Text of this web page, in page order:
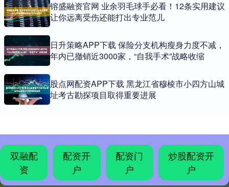
镕盛融资官网 业余羽毛球手必看！12条实用建议
让你远离受伤还能打出专业范儿
日升策略APP下载 保险分支机构瘦身力度不减，
年内已撤销近3000家，“自我手术”战略收缩
股点网配资APP下载 黑龙江省穆棱市小四方山城
址考古勘探项目取得重要进展
双融配
资
配资开
户
配资门
户
炒股配资开
户